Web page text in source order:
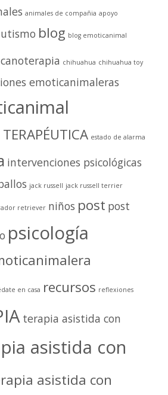
animales de compañia apoyo
blog blog emoticanimal
canoterapia chihuahua chihuahua toy
emoticanimaleras
estado de alarma
intervenciones psicológicas
jack russell jack russell terrier
retriever niños post post
psicología
en casa recursos reflexiones
terapia asistida con
asistida con
asistida con